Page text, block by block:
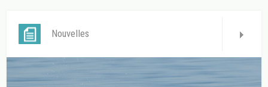
Nouvelles